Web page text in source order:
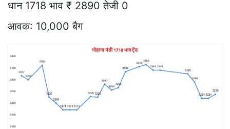
धान 1718 भाव ₹ 2890 तेजी 0
आवक: 10,000 बैग